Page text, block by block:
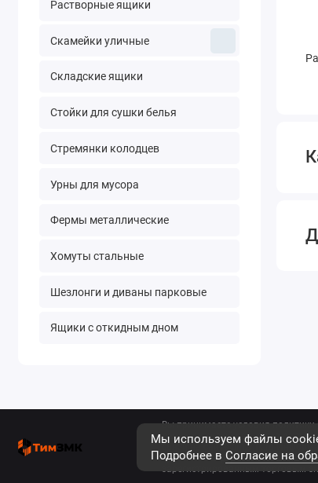
Растворные ящики
Скамейки уличные
Складские ящики
Стойки для сушки белья
Стремянки колодцев
Урны для мусора
Фермы металлические
Хомуты стальные
Шезлонги и диваны парковые
Ящики с откидным дном
Мы используем файлы cookie
Подробнее в Согласие на
Вы принимаете условия
данных каждый раз, когда
связи на сайте timzmk.ru
публичной офертой. © Все права
зарегистрированным торговым